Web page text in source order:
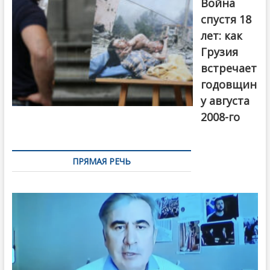
Первый канал
Война
спустя 18
лет: как
Грузия
встречает
годовщин
у августа
2008-го
ПРЯМАЯ РЕЧЬ